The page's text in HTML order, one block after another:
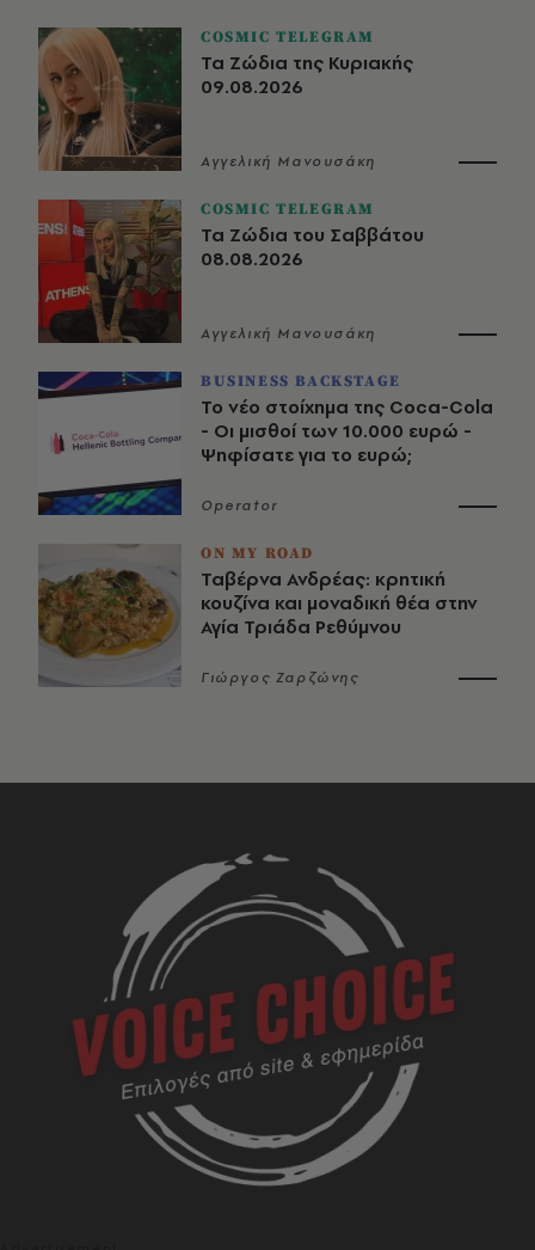
COSMIC TELEGRAM
Τα Ζώδια της Κυριακής
09.08.2026
Αγγελική Μανουσάκη
COSMIC TELEGRAM
Τα Ζώδια του Σαββάτου
08.08.2026
Αγγελική Μανουσάκη
BUSINESS BACKSTAGE
Το νέο στοίχημα της Coca-Cola
- Οι μισθοί των 10.000 ευρώ -
Ψηφίσατε για το ευρώ;
Operator
ON MY ROAD
Ταβέρνα Ανδρέας: κρητική
κουζίνα και μοναδική θέα στην
Αγία Τριάδα Ρεθύμνου
Γιώργος Ζαρζώνης